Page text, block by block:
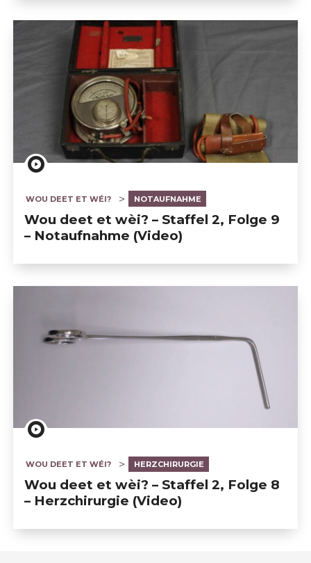
WOU DEET ET WÉI? NOTAUFNAHME
Wou deet et wèi? – Staffel 2, Folge 9
– Notaufnahme (Video)
WOU DEET ET WÉI? HERZCHIRURGIE
Wou deet et wèi? – Staffel 2, Folge 8
– Herzchirurgie (Video)